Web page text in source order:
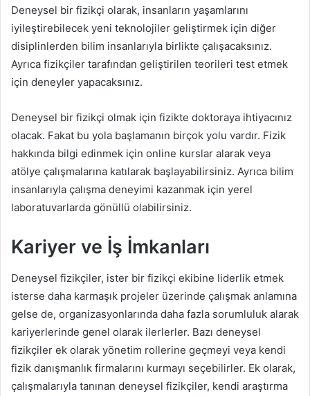
Deneysel bir fizikçi olarak, insanların yaşamlarını
iyileştirebilecek yeni teknolojiler geliştirmek için diğer
disiplinlerden bilim insanlarıyla birlikte çalışacaksınız.
Ayrıca fizikçiler tarafından geliştirilen teorileri test etmek
için deneyler yapacaksınız.
Deneysel bir fizikçi olmak için fizikte doktoraya ihtiyacınız
olacak. Fakat bu yola başlamanın birçok yolu vardır. Fizik
hakkında bilgi edinmek için online kurslar alarak veya
atölye çalışmalarına katılarak başlayabilirsiniz. Ayrıca bilim
insanlarıyla çalışma deneyimi kazanmak için yerel
laboratuvarlarda gönüllü olabilirsiniz.
Kariyer ve İş İmkanları
Deneysel fizikçiler, ister bir fizikçi ekibine liderlik etmek
isterse daha karmaşık projeler üzerinde çalışmak anlamına
gelse de, organizasyonlarında daha fazla sorumluluk alarak
kariyerlerinde genel olarak ilerlerler. Bazı deneysel
fizikçiler ek olarak yönetim rollerine geçmeyi veya kendi
fizik danışmanlık firmalarını kurmayı seçebilirler. Ek olarak,
çalışmalarıyla tanınan deneysel fizikçiler, kendi araştırma